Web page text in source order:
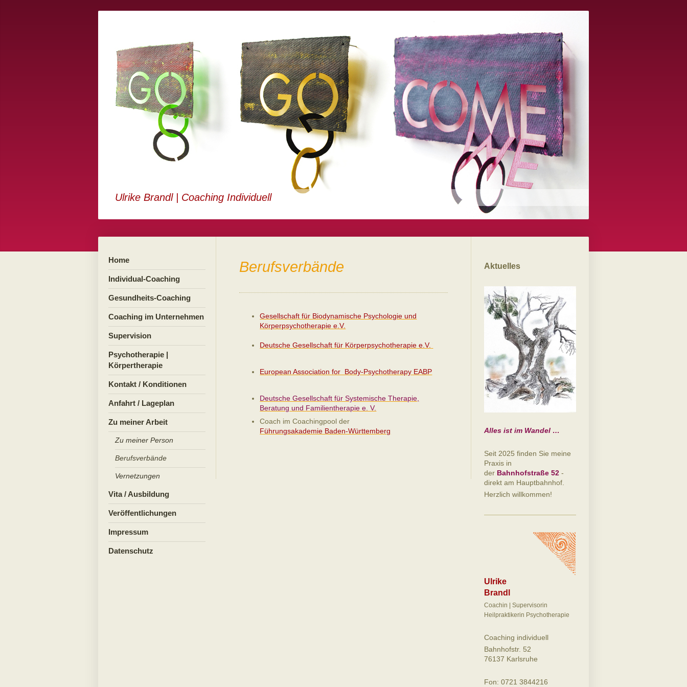
Ulrike Brandl | Coaching Individuell
Home
Individual-Coaching
Gesundheits-Coaching
Coaching im Unternehmen
Supervision
Psychotherapie |
Körpertherapie
Kontakt / Konditionen
Anfahrt / Lageplan
Zu meiner Arbeit
Zu meiner Person
Berufsverbände
Vernetzungen
Vita / Ausbildung
Veröffentlichungen
Impressum
Datenschutz
Berufsverbände
Gesellschaft für Biodynamische Psychologie und
Körperpsychotherapie e.V.
Deutsche Gesellschaft für Körperpsychotherapie e.V.
European Association for Body-Psychotherapy EABP
Deutsche Gesellschaft für Systemische Therapie,
Beratung und Familientherapie e. V.
Coach im Coachingpool der
Führungsakademie Baden-Württemberg
Aktuelles
Alles ist im Wandel …
Seit 2025 finden Sie meine
Praxis in
der Bahnhofstraße 52-
direkt am Hauptbahnhof.
Herzlich willkommen!
Ulrike
Brandl
Coachin | Supervisorin
Heilpraktikerin Psychotherapie
Coaching individuell
Bahnhofstr. 52
76137 Karlsruhe
Fon: 0721 3844216